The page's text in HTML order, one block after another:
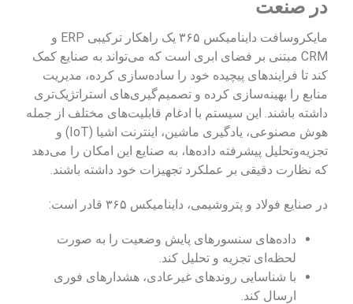
در صنعت
مایکروسافت داینامیکس ۳۶۵ یک راهکار ترکیبی ERP و
CRM مبتنی بر فضای ابری است که می‌تواند به صنایع کمک
کند تا فرایندهای پیچیده خود را ساده‌سازی کرده، مدیریت
منابع را بهینه‌سازی کرده و تصمیم‌گیری‌های استراتژیک‌تری
داشته باشند. این سیستم با ادغام قابلیت‌های مختلف از جمله
هوش مصنوعی، یادگیری ماشین، اینترنت اشیا (IoT) و
تجزیه‌وتحلیل پیشرفته داده‌ها، به صنایع این امکان را می‌دهد
که نظارت دقیقی بر عملکرد تجهیزات خود داشته باشند.
در صنایع فولاد و پتروشیمی، داینامیکس ۳۶۵ قادر است:
داده‌های سنسورهای پایش وضعیت را به صورت
لحظه‌ای تجزیه و تحلیل کند.
با شناسایی روندهای غیرعادی، هشدارهای فوری
ارسال کند.